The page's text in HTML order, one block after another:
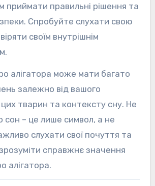
приймати правильні рішення та
Спробуйте слухати свою
своїм внутрішнім
алігатора може мати багато
залежно від вашого
тварин та контексту сну. Не
сон – це лише символ, а не
слухати свої почуття та
справжнє значення
алігатора.